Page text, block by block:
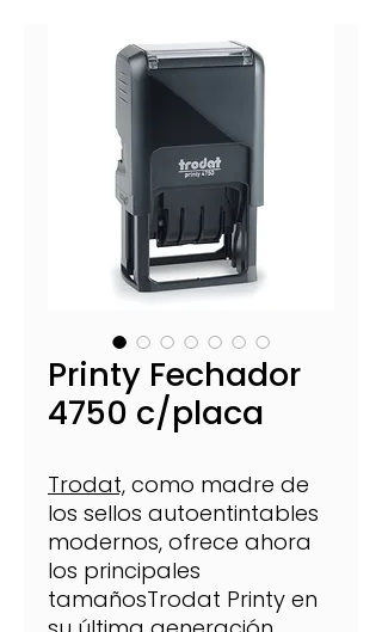
Printy Fechador
4750 c/placa
Trodat, como madre de
los sellos autoentintables
modernos, ofrece ahora
los principales
tamañosTrodat Printy en